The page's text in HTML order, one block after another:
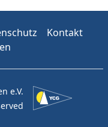
Kontakt
e.V.